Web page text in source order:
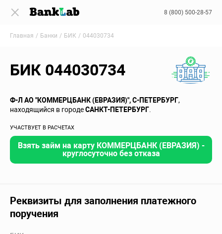
8 (800) 500-28-57
Главная Банки БИК 044030734
БИК 044030734
Ф-Л АО "КОММЕРЦБАНК (ЕВРАЗИЯ)", С-ПЕТЕРБУРГ,
находящийся в городеСАНКТ-ПЕТЕРБУРГ
УЧАСТВУЕТ В РАСЧЕТАХ
Взять займ на карту КОММЕРЦБАНК (ЕВРАЗИЯ) -
круглосуточно без отказа
Реквизиты для заполнения платежного
поручения